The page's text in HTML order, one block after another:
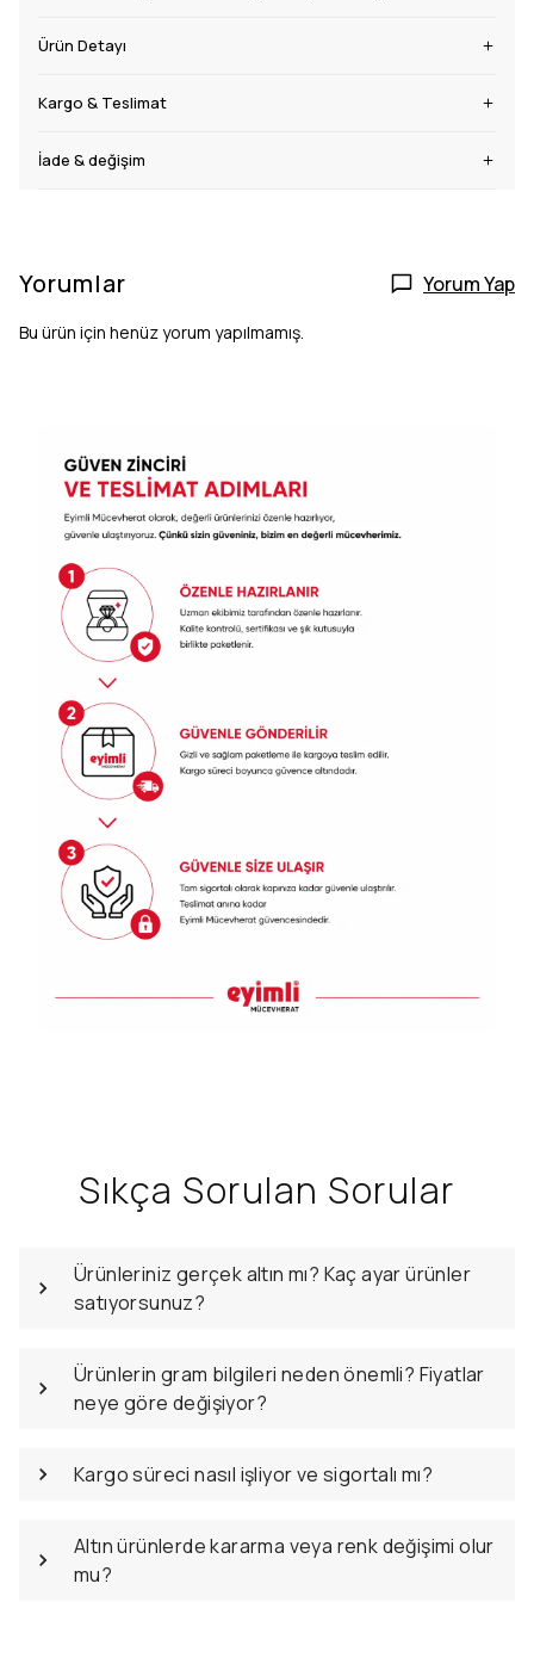
Ürün Detayı
Kargo & Teslimat
İade & değişim
Yorumlar Yorum Yap
Bu ürün için henüz yorum yapılmamış.
Sıkça Sorulan Sorular
Ürünleriniz gerçek altın mı? Kaç ayar ürünler
satıyorsunuz?
Ürünlerin gram bilgileri neden önemli? Fiyatlar
neye göre değişiyor?
Kargo süreci nasıl işliyor ve sigortalı mı?
Altın ürünlerde kararma veya renk değişimi olur
mu?